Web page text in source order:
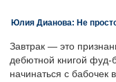
Юлия Дианова: Не
Завтрак — это
дебютной книгой фуд-
начинаться с бабочек